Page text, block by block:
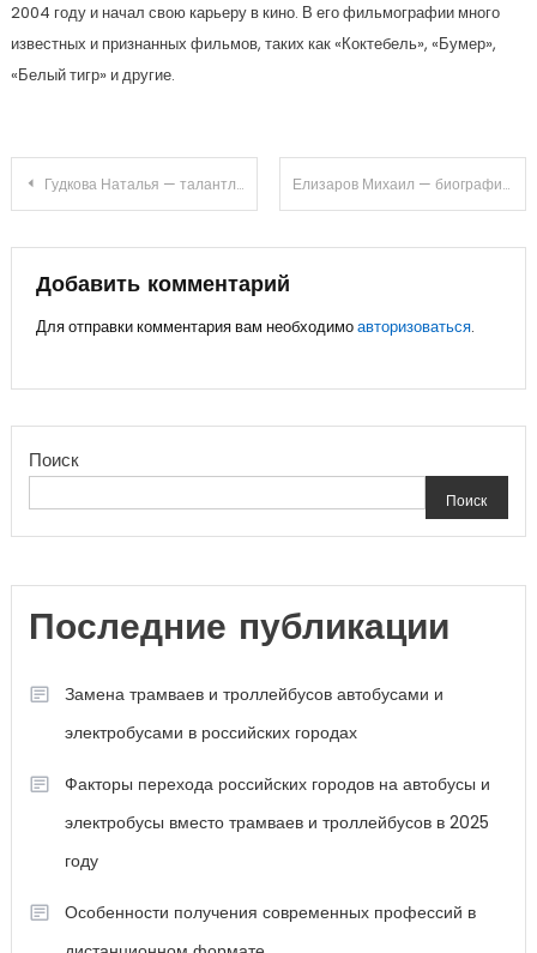
2004 году и начал свою карьеру в кино. В его фильмографии много
известных и признанных фильмов, таких как «Коктебель», «Бумер»,
«Белый тигр» и другие.
Навигация
по
записям
Гудкова Наталья — талантливый художник — биография, знаменитые работы, удивительные факты из жизни Елизаров Михаил — биография, детство, историческая роль и достижения
Добавить комментарий
Для отправки комментария вам необходимоавторизоваться.
Поиск
Поиск
Последние публикации
Замена трамваев и троллейбусов автобусами и
электробусами в российских городах
Факторы перехода российских городов на автобусы и
электробусы вместо трамваев и троллейбусов в 2025
году
Особенности получения современных профессий в